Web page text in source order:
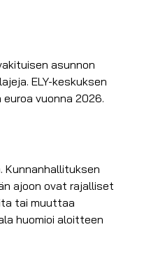
asunnon
ELY-keskuksen
vuonna 2026.
ajoon ovat rajalliset
tai muuttaa
huomioi aloitteen